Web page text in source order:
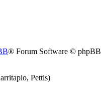
® Forum Software © phpBB
Pettis)